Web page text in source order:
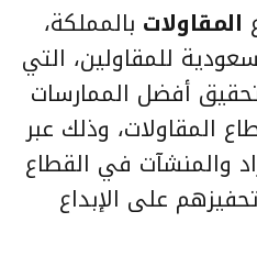
المقاولات بالمملكة،
للمقاولين، التي
أفضل الممارسات
المقاولات، وذلك عبر
والمنشآت في القطاع
على الإبداع